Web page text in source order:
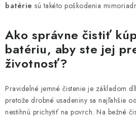
batérie sú takéto poškodenia
Ako správne čistiť
batériu, aby ste jej
životnosť?
Pravidelné jemné čistenie je základom
pretože drobné usadeniny sa najľahšie
nestihnú prichytiť na povrch. Na bežné